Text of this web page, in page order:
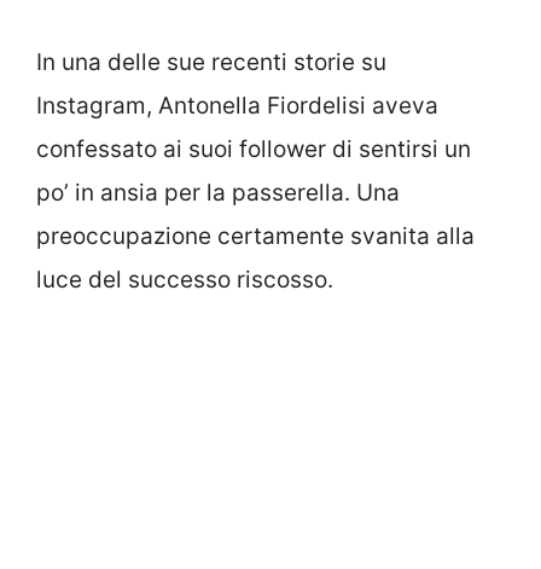
In una delle sue recenti storie su
Instagram, Antonella Fiordelisi aveva
confessato ai suoi follower di sentirsi un
po’ in ansia per la passerella. Una
preoccupazione certamente svanita alla
luce del successo riscosso.